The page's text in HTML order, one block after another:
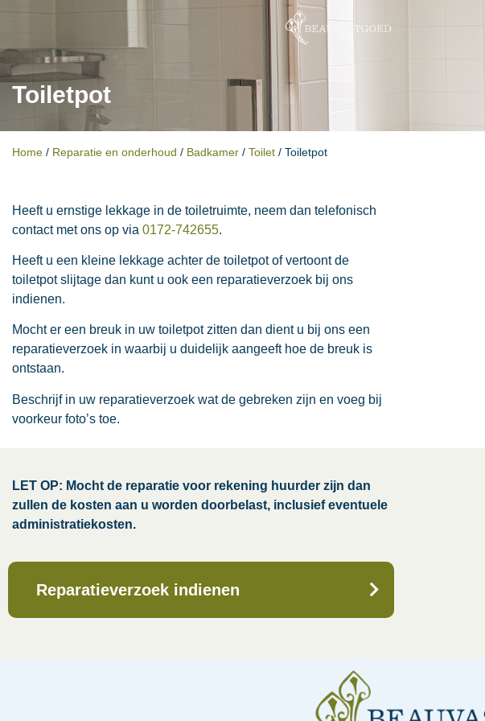
Toiletpot
Home / Reparatie en onderhoud / Badkamer / Toilet / Toiletpot
Heeft u ernstige lekkage in de toiletruimte, neem dan telefonisch
contact met ons op via 0172-742655.
Heeft u een kleine lekkage achter de toiletpot of vertoont de
toiletpot slijtage dan kunt u ook een reparatieverzoek bij ons
indienen.
Mocht er een breuk in uw toiletpot zitten dan dient u bij ons een
reparatieverzoek in waarbij u duidelijk aangeeft hoe de breuk is
ontstaan.
Beschrijf in uw reparatieverzoek wat de gebreken zijn en voeg bij
voorkeur foto’s toe.
LET OP: Mocht de reparatie voor rekening huurder zijn dan
zullen de kosten aan u worden doorbelast, inclusief eventuele
administratiekosten.
Reparatieverzoek indienen